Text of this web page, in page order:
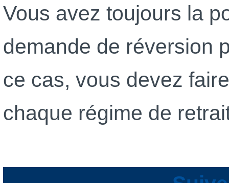
Vous avez toujours la
demande de réversion
ce cas, vous devez
chaque régime de